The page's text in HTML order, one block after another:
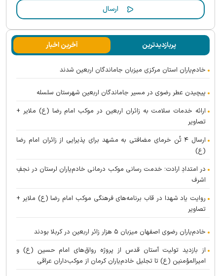
پربازدیدترین آخرین اخبار
خادم‌یاران استان مرکزی میزبان جاماندگان اربعین شدند
پیچیدن عطر رضوی در مسیر جاماندگان اربعین شهرستان سلسله
ارائه خدمات سلامت به زائران اربعین در موکب امام رضا (ع) ملایر +
تصاویر
ارسال ۴ تُن خرمای مضافتی به مشهد برای پذیرایی از زائران امام رضا
(ع)
در امتدادِ ارادت؛ خدمت رسانی موکب درمانی خادم‌یاران لرستان در نجفِ
اشرف
روایت یاد شهدا در قاب برنامه‌های فرهنگی موکب امام رضا (ع) ملایر +
تصاویر
خادم‌یاران رضوی اصفهان میزبان ۵ هزار زائر اربعین در کربلا بودند
از بازدید تولیت آستان قدس از پروژه رواق‌های امام حسین (ع) و
امیرالمؤمنین (ع) تا تجلیل خادم‌یاران کرمان از موکب‌داران عراقی